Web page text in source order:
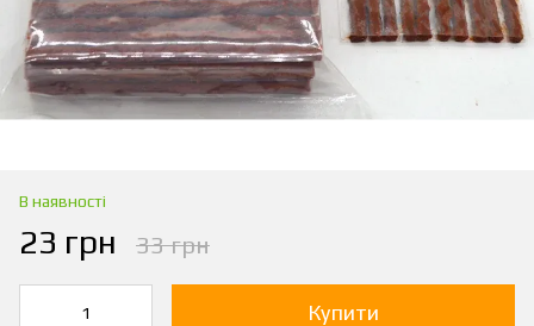
В наявності
23 грн 33 грн
Купити